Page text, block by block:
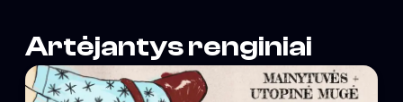
Mylime kultūrą – ir ja dalijamės. Jei „Paviljonas“ būtų
daina – tai būtų ta, kuri skamba dar ilgai po to, kai ji
nutilo.
Artėjantys renginiai